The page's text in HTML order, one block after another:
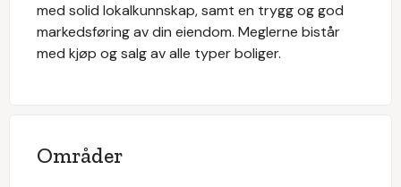
med solid lokalkunnskap, samt en trygg og god
markedsføring av din eiendom. Meglerne bistår
med kjøp og salg av alle typer boliger.
Områder